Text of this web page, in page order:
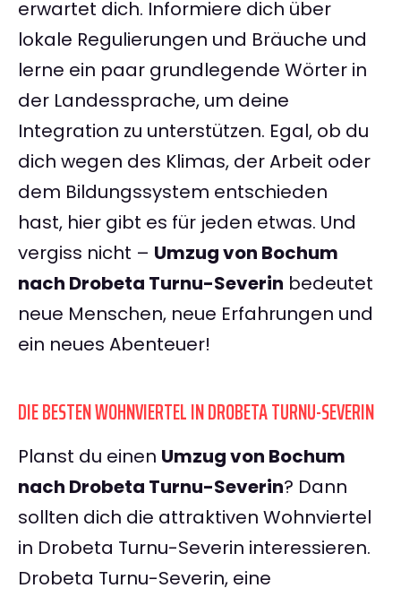
erwartet dich. Informiere dich über
lokale Regulierungen und Bräuche und
lerne ein paar grundlegende Wörter in
der Landessprache, um deine
Integration zu unterstützen. Egal, ob du
dich wegen des Klimas, der Arbeit oder
dem Bildungssystem entschieden
hast, hier gibt es für jeden etwas. Und
vergiss nicht – Umzug von Bochum
nach Drobeta Turnu-Severin bedeutet
neue Menschen, neue Erfahrungen und
ein neues Abenteuer!
DIE BESTEN WOHNVIERTEL IN DROBETA TURNU-SEVERIN
Planst du einen Umzug von Bochum
nach Drobeta Turnu-Severin? Dann
sollten dich die attraktiven Wohnviertel
in Drobeta Turnu-Severin interessieren.
Drobeta Turnu-Severin, eine